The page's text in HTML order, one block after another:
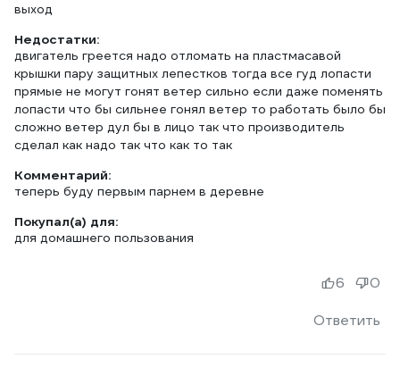
выход
Недостатки:
двигатель греется надо отломать на пластмасавой
крышки пару защитных лепестков тогда все гуд лопасти
прямые не могут гонят ветер сильно если даже поменять
лопасти что бы сильнее гонял ветер то работать было бы
сложно ветер дул бы в лицо так что производитель
сделал как надо так что как то так
Комментарий:
теперь буду первым парнем в деревне
Покупал(а) для:
для домашнего пользования
Ответить
6 0